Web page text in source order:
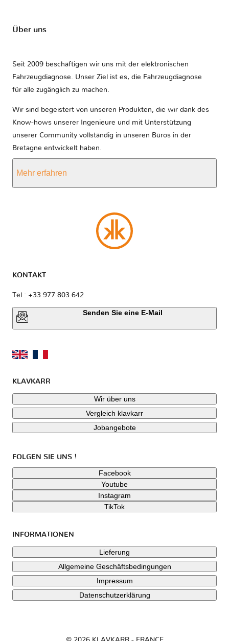
Über uns
Seit 2009 beschäftigen wir uns mit der elektronischen
Fahrzeugdiagnose. Unser Ziel ist es, die Fahrzeugdiagnose
für alle zugänglich zu machen.
Wir sind begeistert von unseren Produkten, die wir dank des
Know-hows unserer Ingenieure und mit Unterstützung
unserer Community vollständig in unseren Büros in der
Bretagne entwickelt haben.
Mehr erfahren
KONTAKT
Tel : +33 977 803 642
Senden Sie eine E-Mail
KLAVKARR
Wir über uns
Vergleich klavkarr
Jobangebote
FOLGEN SIE UNS !
Facebook
Youtube
Instagram
TikTok
INFORMATIONEN
Lieferung
Allgemeine Geschäftsbedingungen
Impressum
Datenschutzerklärung